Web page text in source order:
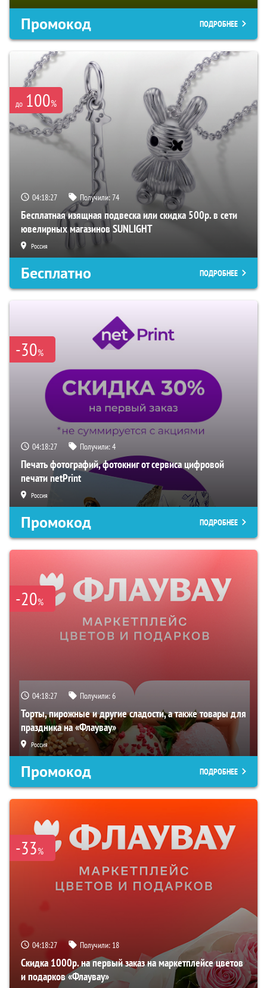
Промокод ПОДРОБНЕЕ
до 100%
04:18:26 Получили:74
Бесплатная изящная подвеска или скидка 500р. в сети
ювелирных магазинов SUNLIGHT
Россия
Бесплатно ПОДРОБНЕЕ
-30%
04:18:26 Получили:4
Печать фотографий, фотокниг от сервиса цифровой
печати netPrint
Россия
Промокод ПОДРОБНЕЕ
-20%
04:18:26 Получили:6
Торты, пирожные и другие сладости, а также товары для
праздника на «Флаувау»
Россия
Промокод ПОДРОБНЕЕ
-33%
04:18:26 Получили: 18
Скидка 1000р. на первый заказ на маркетплейсе цветов
и подарков «Флаувау»